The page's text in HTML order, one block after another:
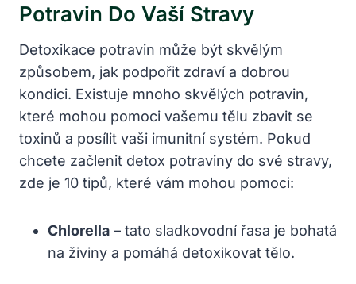
Potravin Do Vaší Stravy
Detoxikace potravin může být skvělým
způsobem, jak podpořit zdraví a dobrou
kondici. Existuje mnoho skvělých potravin,
které mohou pomoci vašemu tělu zbavit se
toxinů a posílit vaši imunitní systém. Pokud
chcete začlenit detox potraviny do své stravy,
zde je 10 tipů, které vám mohou pomoci:
Chlorella – tato sladkovodní řasa je bohatá
na živiny a pomáhá detoxikovat tělo.